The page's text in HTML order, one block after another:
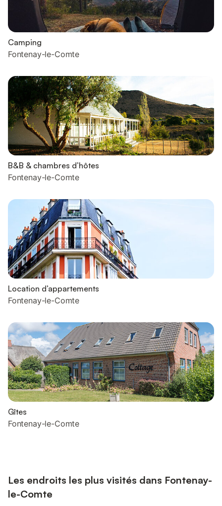
Camping
Fontenay-le-Comte
B&B & chambres d’hôtes
Fontenay-le-Comte
Location d’appartements
Fontenay-le-Comte
Gîtes
Fontenay-le-Comte
Les endroits les plus visités dans Fontenay-
le-Comte